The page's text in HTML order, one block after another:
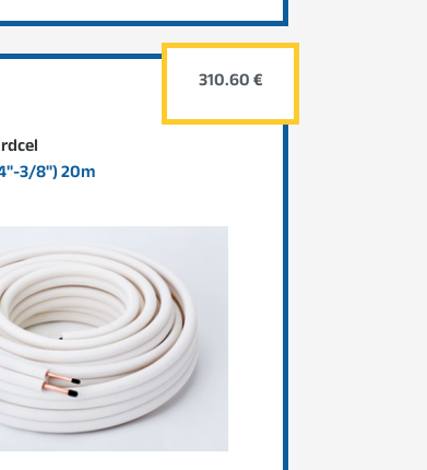
3/8") 20m
310.60 €